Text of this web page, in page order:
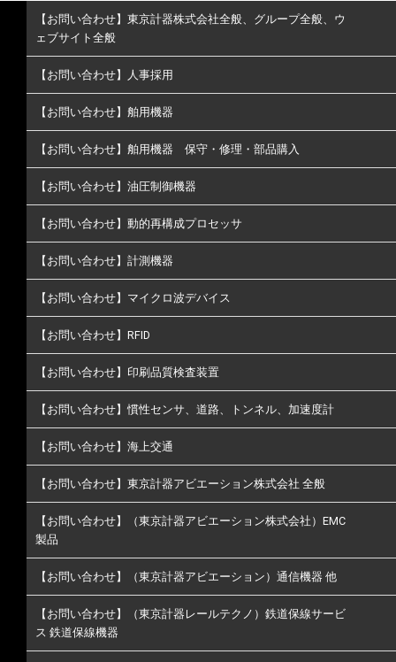
【お問い合わせ】東京計器株式会社全般、グループ全般、ウ
ェブサイト全般
【お問い合わせ】人事採用
【お問い合わせ】舶用機器
【お問い合わせ】舶用機器 保守・修理・部品購入
【お問い合わせ】油圧制御機器
【お問い合わせ】動的再構成プロセッサ
【お問い合わせ】計測機器
【お問い合わせ】マイクロ波デバイス
【お問い合わせ】RFID
【お問い合わせ】印刷品質検査装置
【お問い合わせ】慣性センサ、道路、トンネル、加速度計
【お問い合わせ】海上交通
【お問い合わせ】東京計器アビエーション株式会社 全般
【お問い合わせ】（東京計器アビエーション株式会社）EMC
製品
【お問い合わせ】（東京計器アビエーション）通信機器 他
【お問い合わせ】（東京計器レールテクノ）鉄道保線サービ
ス 鉄道保線機器